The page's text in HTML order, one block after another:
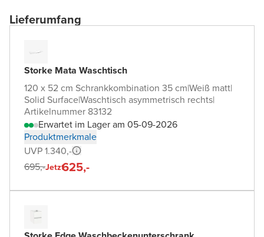
Lieferumfang
Storke Mata Waschtisch
120 x 52 cm Schrankkombination 35 cm|Weiß matt|
Solid Surface|Waschtisch asymmetrisch rechts|
Artikelnummer 83132
Erwartet im Lager am 05-09-2026
Produktmerkmale
UVP 1.340,-
695,-Jetzt625,-